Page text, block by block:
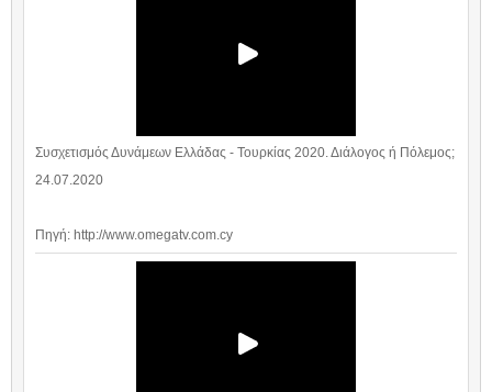
Συσχετισμός Δυνάμεων Ελλάδας - Τουρκίας 2020. Διάλογος ή Πόλεμος;
24.07.2020
Πηγή: http://www.omegatv.com.cy